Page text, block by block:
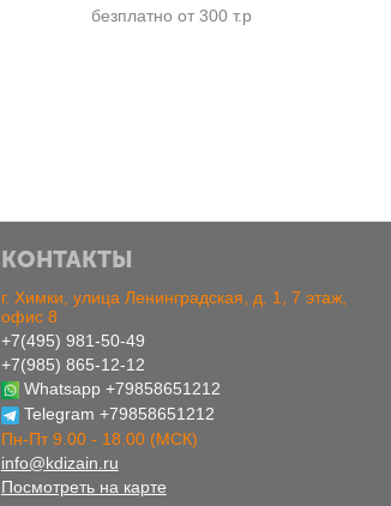
безплатно от 300 т.р
КОНТАКТЫ
г. Химки, улица Ленинградская, д. 1, 7 этаж,
офис 8
+7(495) 981-50-49
+7(985) 865-12-12
Whatsapp +79858651212
Telegram +79858651212
Пн-Пт 9.00 - 18.00 (МСК)
info@kdizain.ru
Посмотреть на карте